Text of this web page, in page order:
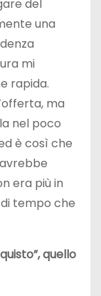
del
una
mi
rapida.
ma
nel poco
è così che
era più in
tempo che
quello